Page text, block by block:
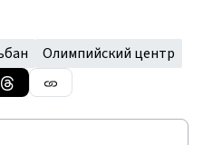
Олимпийский центр